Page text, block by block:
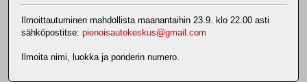
2. 0 Koivisto Janne FIN RiiUA
3. 0 Valtonen Heikki
EuroTruck [EuroTruck] - Timed practice - Group 1
Ilmoittautuminen mahdollista maanantaihin 23.9. klo 22.00 asti
sähköpostitse: pienoisautokeskus@gmail.com
Ilmoita nimi, luokka ja ponderin numero.